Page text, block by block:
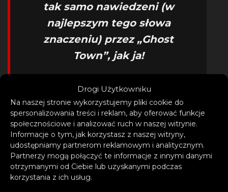
Drogi Użytkowniku
Na naszej stronie wykorzystujemy pliki cookie do
spersonalizowania treści i reklam, aby oferować funkcje
społecznościowe i analizować ruch w naszej witrynie.
Informacje o tym, jak korzystasz z naszej witryny,
udostępniamy partnerom reklamowym i analitycznym.
Partnerzy mogą połączyć te informacje z innymi danymi
otrzymanymi od Ciebie lub uzyskanymi podczas
korzystania z ich usług.
tak samo nawiedzeni (w
najlepszym tego słowa
znaczeniu) przez „Ghost
Town”, jak ja!
– mówi Purple Disco Machine
o nowym utworze.